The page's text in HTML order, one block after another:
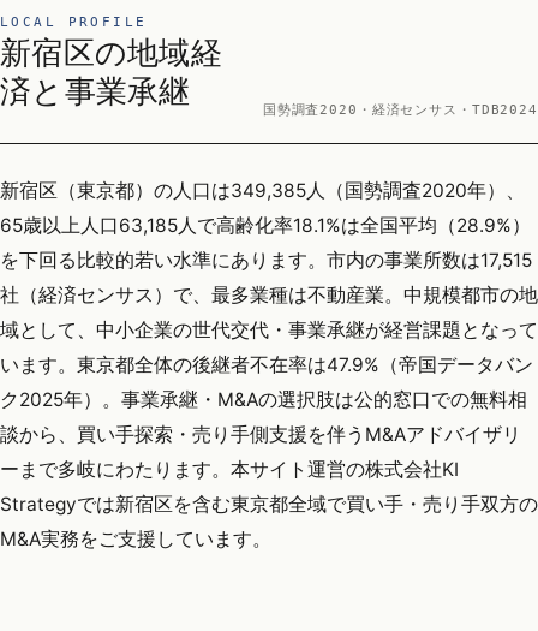
LOCAL PROFILE
新宿区の地域経
済と事業承継
国勢調査2020・経済センサス・TDB2024
新宿区（東京都）の人口は349,385人（国勢調査2020年）、
65歳以上人口63,185人で高齢化率18.1%は全国平均（28.9%）
を下回る比較的若い水準にあります。市内の事業所数は17,515
社（経済センサス）で、最多業種は不動産業。中規模都市の地
域として、中小企業の世代交代・事業承継が経営課題となって
います。東京都全体の後継者不在率は47.9%（帝国データバン
ク2025年）。事業承継・M&Aの選択肢は公的窓口での無料相
談から、買い手探索・売り手側支援を伴うM&Aアドバイザリ
ーまで多岐にわたります。本サイト運営の株式会社KI
Strategyでは新宿区を含む東京都全域で買い手・売り手双方の
M&A実務をご支援しています。